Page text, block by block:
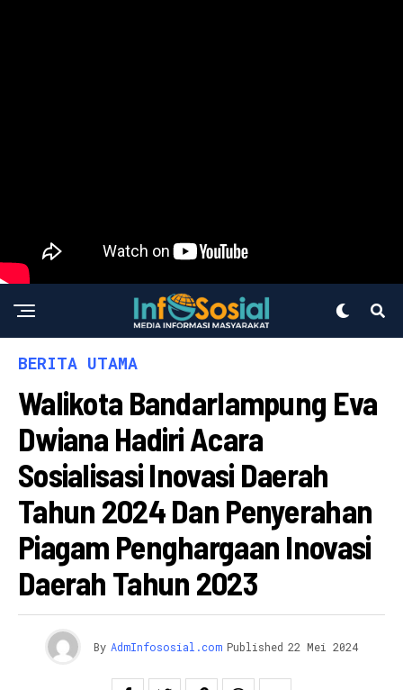
BERITA UTAMA
Walikota Bandarlampung Eva
Dwiana Hadiri Acara
Sosialisasi Inovasi Daerah
Tahun 2024 Dan Penyerahan
Piagam Penghargaan Inovasi
Daerah Tahun 2023
By AdmInfososial.com Published 22 Mei 2024